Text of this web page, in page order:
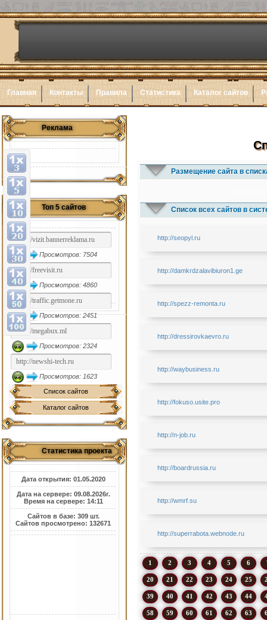
Главная Контакты Правила Статистика Каталог сайтов
Реклама
Топ 5 сайтов
Просмотров: 7504
Просмотров: 4860
Просмотров: 2451
Просмотров: 2324
Просмотров: 1623
Список сайтов
Каталог сайтов
Статистика проекта
Дата открытия: 01.05.2020
Дата на сервере: 09.08.2026г.
Время на сервере: 14:11
Сайтов в базе: 309 шт.
Сайтов просмотрено: 132671
Размещение сайта в
Список всех сайтов в
http://seopyl.ru
http://damkrdzalavibiuron1.ge
http://spezz-remonta.ru
http://dressirovkaevro.ru
http://waybusiness.ru
http://fokuso.usite.pro
http://n-job.ru
http://boardrussia.ru
http://wmrf.su
http://superrabota.webnode.ru
1 2 3 4 5 6
20 21 22 23 24 25
39 40 41 42 43 44
58 59 60 61 62 63